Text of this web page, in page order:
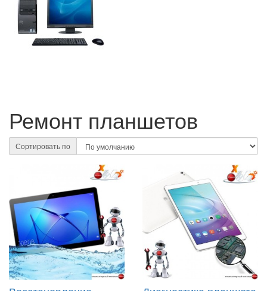
Ремонт планшетов
Сортировать по